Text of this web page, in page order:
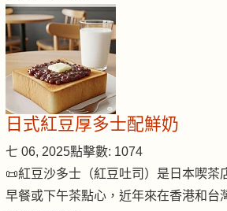
日式紅豆厚多士配鮮奶
七 06, 2025點擊數: 1074
📜紅豆沙多士（紅豆吐司）是日本喫茶
早餐或下午茶點心，近年來在香港和台